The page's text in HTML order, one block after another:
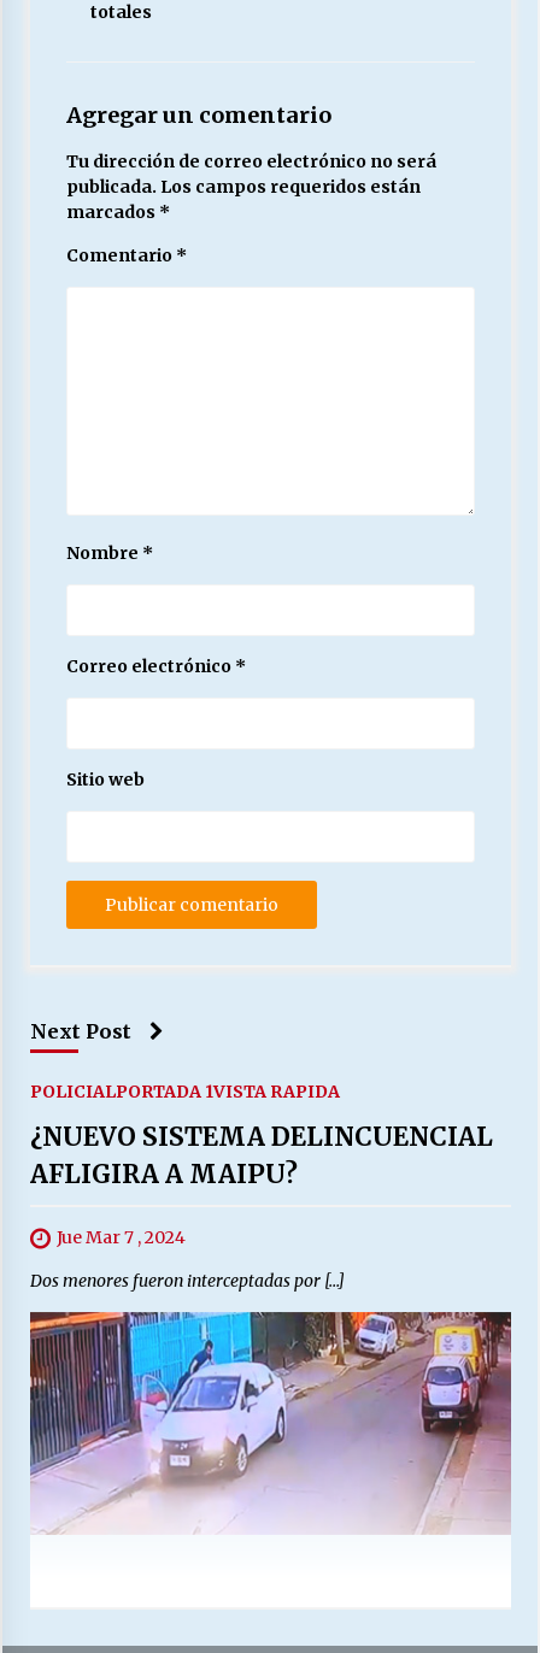
totales
Agregar un comentario
Tu dirección de correo electrónico no será
publicada. Los campos requeridos están
marcados *
Comentario *
Nombre *
Correo electrónico *
Sitio web
Next Post
POLICIALPORTADA 1VISTA RAPIDA
¿NUEVO SISTEMA DELINCUENCIAL
AFLIGIRA A MAIPU?
Jue Mar 7 , 2024
Dos menores fueron interceptadas por […]